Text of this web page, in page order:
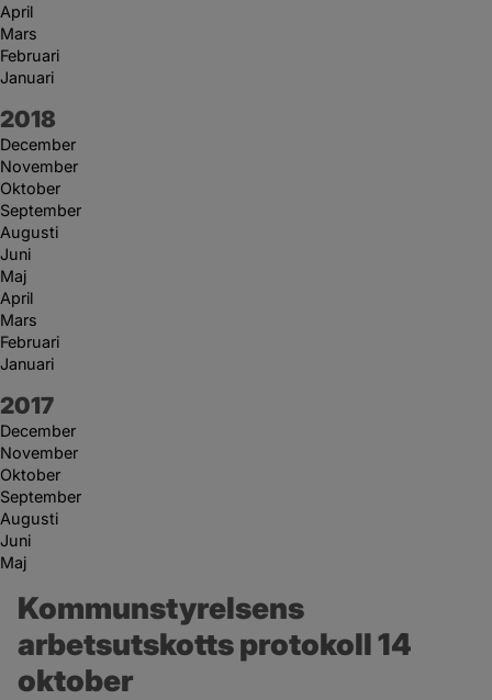
April
Mars
Februari
Januari
År:
2018
December
November
Oktober
September
Augusti
Juni
Maj
April
Mars
Februari
Januari
År:
2017
December
November
Oktober
September
Augusti
Juni
Maj
Kommunstyrelsens
arbetsutskotts protokoll 14
oktober